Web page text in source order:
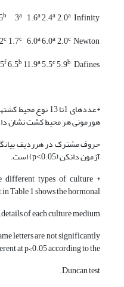
Infinity
2.0a
2.4a
1.6a
3a
b
Newton
2.0c
6.0a
6.0a
1.7c
c
Dafines
5.9b
5.5c
11.9a
6.5b
f
هورمونی هر محیط کشت نشان
حروف مشترک در هرردیف بیانگر
آزمون دانکن (p˂0.05) است.
different types of culture
Table 1 shows the hormonal
details of each culture medium.
letters are not significantly
at p<0.05 according to the
Duncan test.